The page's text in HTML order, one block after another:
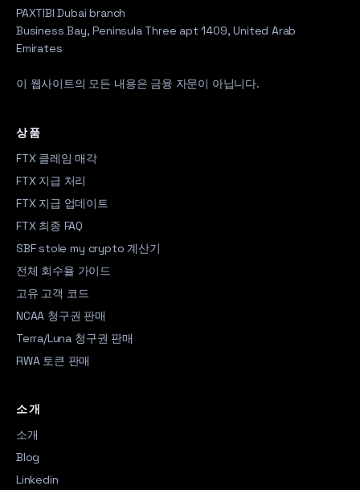
PAXTIBI Dubai branch
Business Bay, Peninsula Three apt 1409, United Arab
Emirates
이 웹사이트의 모든 내용은 금융 자문이 아닙니다.
상품
FTX 클레임 매각
FTX 지급 처리
FTX 지급 업데이트
FTX 최종 FAQ
SBF stole my crypto 계산기
전체 회수율 가이드
고유 고객 코드
NCAA 청구권 판매
Terra/Luna 청구권 판매
RWA 토큰 판매
소개
소개
Blog
Linkedin